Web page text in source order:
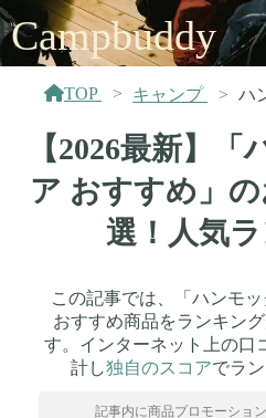
Campbuddy
TOP キャンプ ハ
【2026最新】
ア おすすめ」
選！人気
この記事では、「ハンモ
おすすめ商品をランキン
す。インターネット上の口
計し独自のスコアでラ
記事内に商品プロモーショ